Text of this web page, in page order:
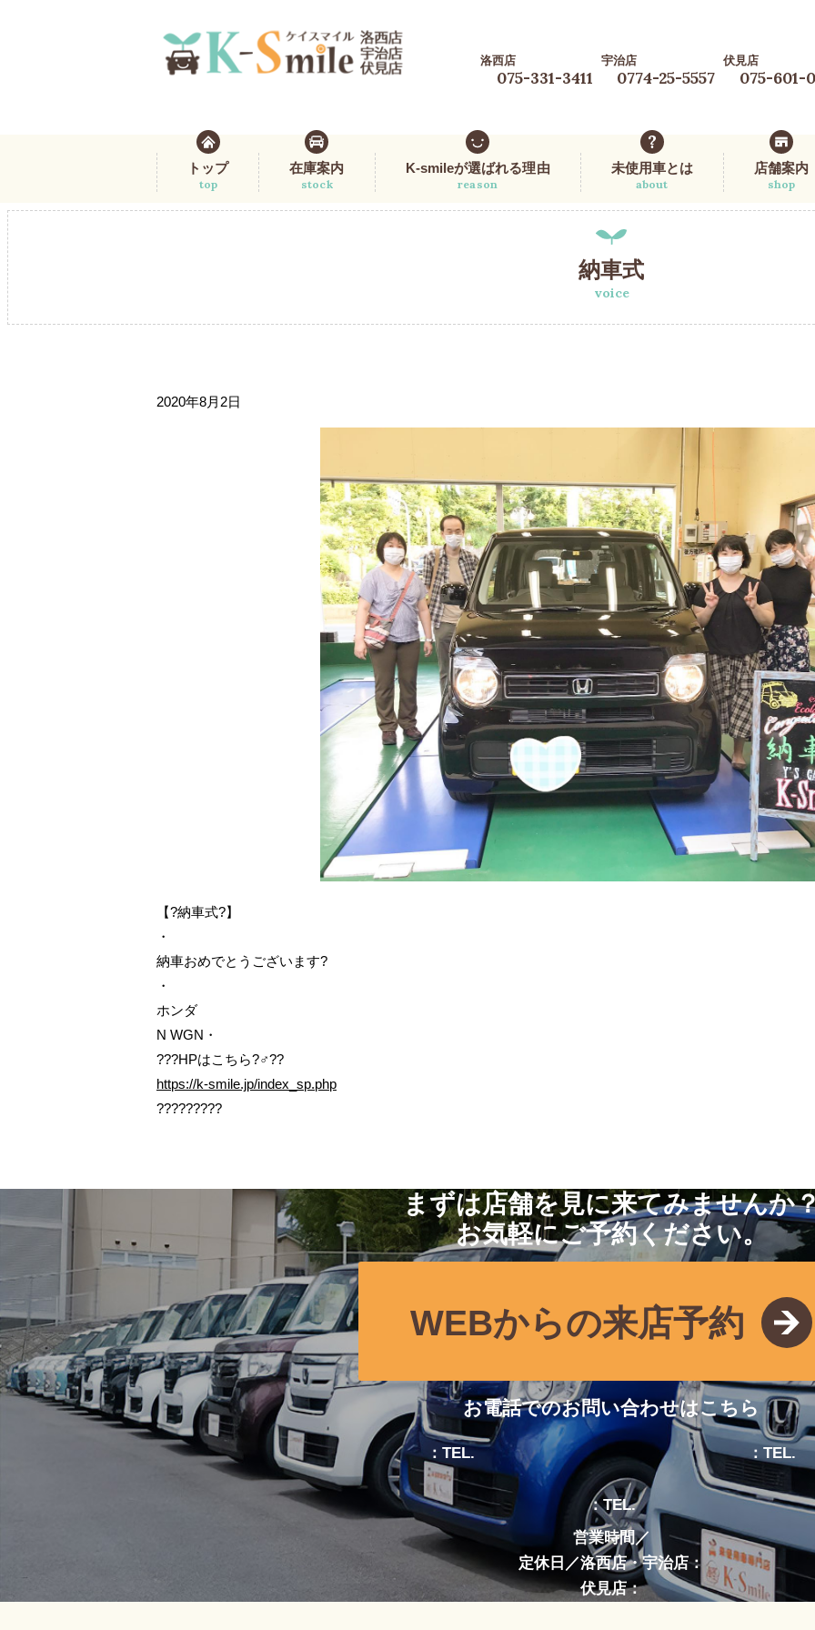
洛西店
075-331-3411
宇治店
0774-25-5557
伏見店
075-601-
トップ
top
在庫案内
stock
K-smileが選ばれる理由
reason
未使用車とは
about
店舗案内
shop
納車式
voice
2020年8月2日
【?納車式?】
・
納車おめでとうございます?
・
ホンダ
N WGN・
???HPはこちら?‍♂️??
https://k-smile.jp/index_sp.php
?????????
まずは店舗を見に来てみませんか
お気軽にご予約ください。
WEBからの来店予約
お電話でのお問い合わせはこちら
：TEL. ：TEL.
：TEL.
営業時間／
定休日／洛西店・宇治店：
伏見店：